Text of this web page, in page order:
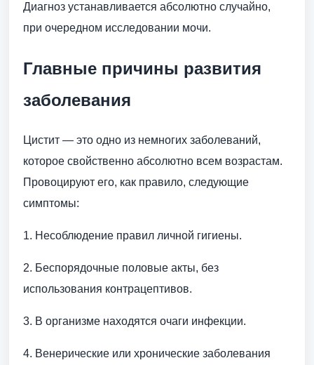
Диагноз устанавливается абсолютно случайно,
при очередном исследовании мочи.
Главные причины развития
заболевания
Цистит — это одно из немногих заболеваний,
которое свойственно абсолютно всем возрастам.
Провоцируют его, как правило, следующие
симптомы:
1. Несоблюдение правил личной гигиены.
2. Беспорядочные половые акты, без
использования контрацептивов.
3. В организме находятся очаги инфекции.
4. Венерические или хронические заболевания